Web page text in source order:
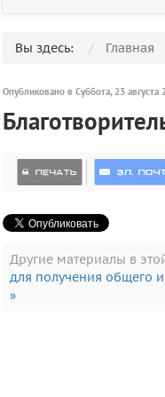
Вы здесь: Главная
Опубликовано в Суббота, 23 августа
Другие материалы в
для получения общего
»